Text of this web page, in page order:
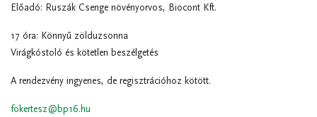
Előadó: Ruszák Csenge növényorvos, Biocont Kft.
17 óra: Könnyű zölduzsonna
Virágkóstoló és kötetlen beszélgetés
A rendezvény ingyenes, de regisztrációhoz kötött.
fokertesz@bp16.hu